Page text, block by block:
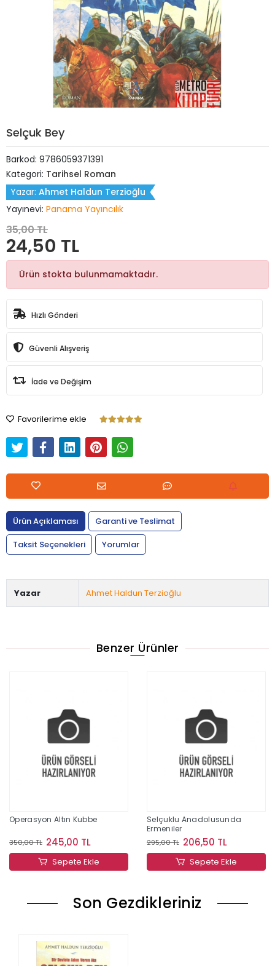
Selçuk Bey
Barkod: 9786059371391
Kategori: Tarihsel Roman
Yazar: Ahmet Haldun Terzioğlu
Yayınevi: Panama Yayıncılık
35,00 TL
24,50 TL
Ürün stokta bulunmamaktadır.
Hızlı Gönderi
Güvenli Alışveriş
İade ve Değişim
Favorilerime ekle
Ürün Açıklaması
Garanti ve Teslimat
Taksit Seçenekleri
Yorumlar
Yazar Ahmet Haldun Terzioğlu
Benzer Ürünler
Operasyon Altın Kubbe
350,00 TL 245,00 TL
Sepete Ekle
Selçuklu Anadolusunda
Ermeniler
295,00 TL 206,50 TL
Sepete Ekle
Son Gezdikleriniz